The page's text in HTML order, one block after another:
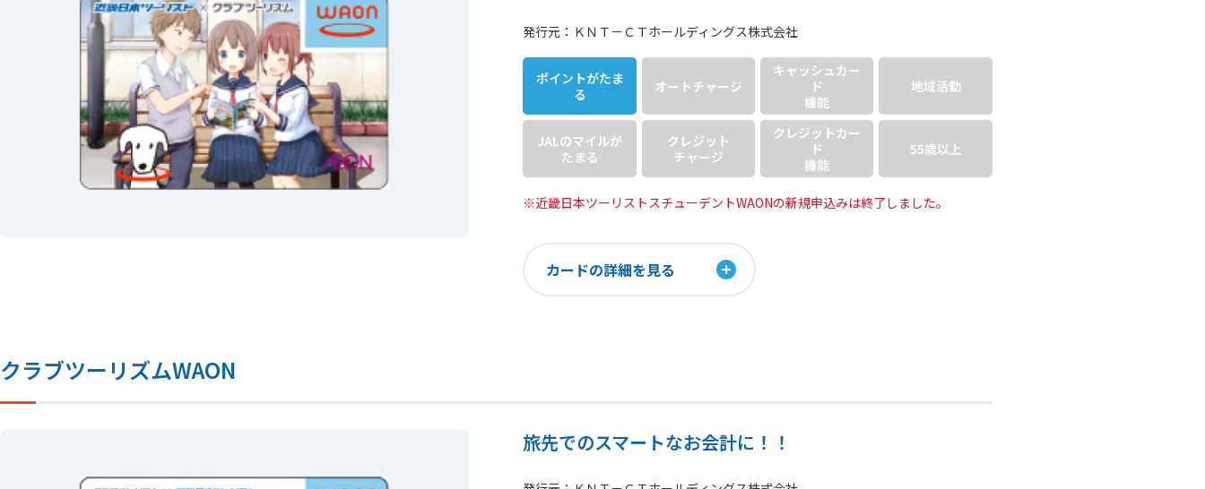
発行元：ＫＮＴ－ＣＴホールディングス株式会社
ポイントがたま
る
オートチャージ
キャッシュカー
ド
機能
地域活動
JALのマイルが
たまる
クレジット
チャージ
クレジットカー
ド
機能
55歳以上
※近畿日本ツーリストスチューデントWAONの新規申込みは終了しました。
カードの詳細を見る
クラブツーリズムWAON
旅先でのスマートなお会計に！！